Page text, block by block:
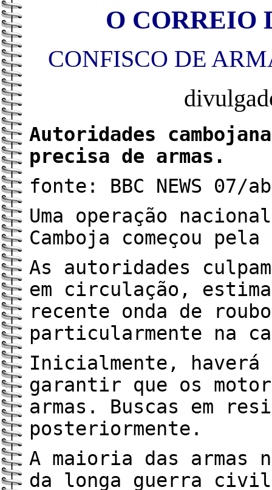
O CORREIO
CONFISCO DE
Autoridades
precisa de armas.
fonte: BBC NEWS 07/
Uma operação
Camboja começou
As autoridades
em circulação,
recente onda de
particularmente na
Inicialmente, haverá
garantir que os
armas. Buscas em
posteriormente.
A maioria das
da longa guerra